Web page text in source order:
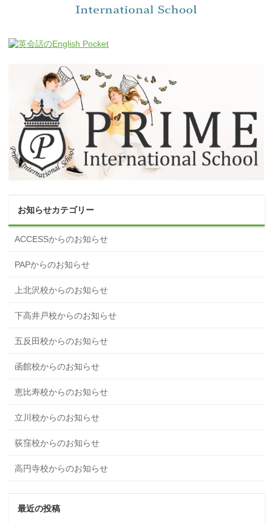
お知らせカテゴリー
ACCESSからのお知らせ
PAPからのお知らせ
上北沢校からのお知らせ
下高井戸校からのお知らせ
五反田校からのお知らせ
函館校からのお知らせ
恵比寿校からのお知らせ
立川校からのお知らせ
荻窪校からのお知らせ
高円寺校からのお知らせ
最近の投稿